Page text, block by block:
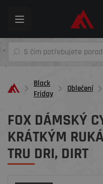
Toggle
Black
Friday
Oblečení
FOX DÁMSKÝ
KRÁTKÝM
TRU DRI, DIRT